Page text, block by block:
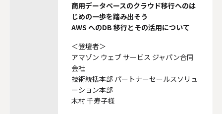
システムサポートホールディングス
商用データベースのクラウド移行へのは
じめの一歩を踏み出そう
AWS へのDB 移行とその活用について
＜登壇者＞
アマゾン ウェブ サービス ジャパン合同
会社
技術統括本部 パートナーセールスソリュ
ーション本部
木村 千寿子様